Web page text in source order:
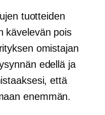
tuotteiden
kävelevän pois
omistajan
edellä ja
että
enemmän.